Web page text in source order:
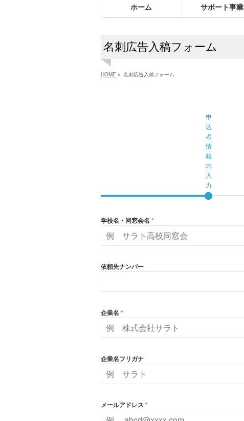
ホーム サポート事業
名刺広告入稿フォーム
HOME » 名刺広告入稿フォーム
申
込
者
情
報
の
入
力
学校名・同窓会名 *
依頼先ナンバー
企業名 *
企業名フリガナ
メールアドレス *